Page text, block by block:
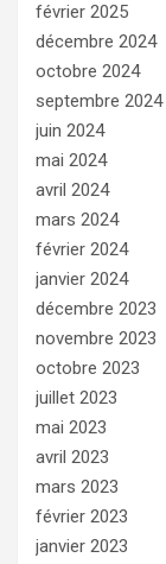
février 2025
décembre 2024
octobre 2024
septembre 2024
juin 2024
mai 2024
avril 2024
mars 2024
février 2024
janvier 2024
décembre 2023
novembre 2023
octobre 2023
juillet 2023
mai 2023
avril 2023
mars 2023
février 2023
janvier 2023